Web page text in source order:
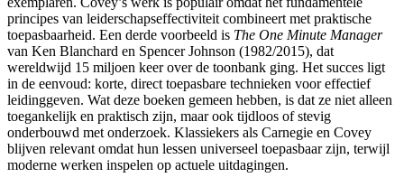
principes van leiderschapseffectiviteit combineert met praktische
toepasbaarheid. Een derde voorbeeld is The One Minute Manager
van Ken Blanchard en Spencer Johnson (1982/2015), dat
wereldwijd 15 miljoen keer over de toonbank ging. Het succes ligt
in de eenvoud: korte, direct toepasbare technieken voor effectief
leidinggeven. Wat deze boeken gemeen hebben, is dat ze niet alleen
toegankelijk en praktisch zijn, maar ook tijdloos of stevig
onderbouwd met onderzoek. Klassiekers als Carnegie en Covey
blijven relevant omdat hun lessen universeel toepasbaar zijn, terwijl
moderne werken inspelen op actuele uitdagingen.